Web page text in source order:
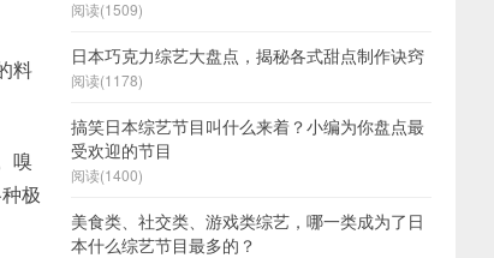
料
嗅
极
阅读(1509)
日本巧克力综艺大盘点，揭秘各式甜点制作诀窍
阅读(1178)
搞笑日本综艺节目叫什么来着？小编为你盘点最
受欢迎的节目
阅读(1400)
美食类、社交类、游戏类综艺，哪一类成为了日
本什么综艺节目最多的？